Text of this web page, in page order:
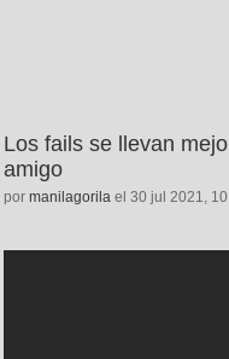
Los fails se llevan
amigo
por manilagorila el 30 jul 2021,